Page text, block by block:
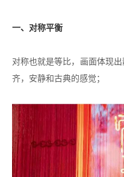
一、对称平衡
对称也就是等比，画面体现
齐，安静和古典的感觉；